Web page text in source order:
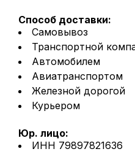
Способ доставки:
Самовывоз
Транспортной
Автомобилем
Авиатранспортом
Железной дорогой
Курьером
Юр. лицо:
ИНН 79897821636